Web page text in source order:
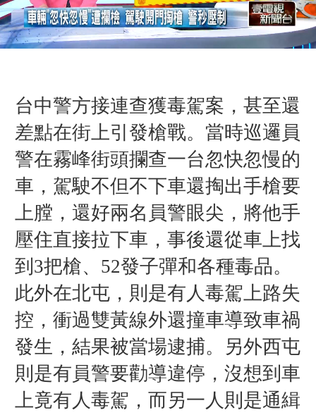
台中警方接連查獲毒駕案，甚至還
差點在街上引發槍戰。當時巡邏員
警在霧峰街頭攔查一台忽快忽慢的
車，駕駛不但不下車還掏出手槍要
上膛，還好兩名員警眼尖，將他手
壓住直接拉下車，事後還從車上找
到3把槍、52發子彈和各種毒品。
此外在北屯，則是有人毒駕上路失
控，衝過雙黃線外還撞車導致車禍
發生，結果被當場逮捕。另外西屯
則是有員警要勸導違停，沒想到車
上竟有人毒駕，而另一人則是通緝